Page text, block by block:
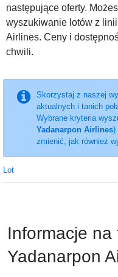
następujące oferty.
wyszukiwanie lotów z
Airlines. Ceny i
chwili.
Skorzystaj z naszej
aktualnych i tanich
Wybrane kryteria
Yadanarpon Airlines)
zmienić, jak również
Lot
Informacje na
Yadanarpon